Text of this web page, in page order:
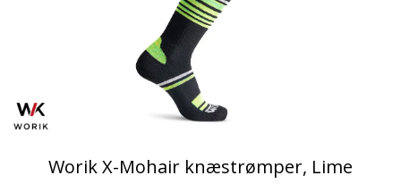
Worik X-Mohair knæstrømper, Lime